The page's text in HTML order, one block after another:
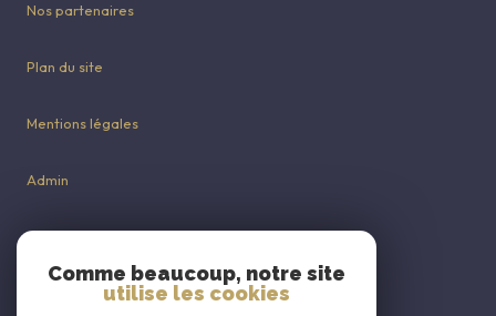
Nos partenaires
Plan du site
Mentions légales
Admin
Nos honoraires
Politique RGPD
Comme beaucoup, notre site
utilise les cookies